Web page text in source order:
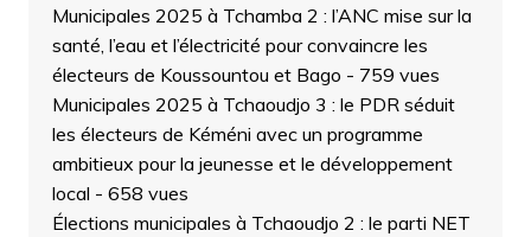
Municipales 2025 à Tchamba 2 : l’ANC mise sur la
santé, l’eau et l’électricité pour convaincre les
électeurs de Koussountou et Bago - 759 vues
Municipales 2025 à Tchaoudjo 3 : le PDR séduit
les électeurs de Kéméni avec un programme
ambitieux pour la jeunesse et le développement
local - 658 vues
Élections municipales à Tchaoudjo 2 : le parti NET